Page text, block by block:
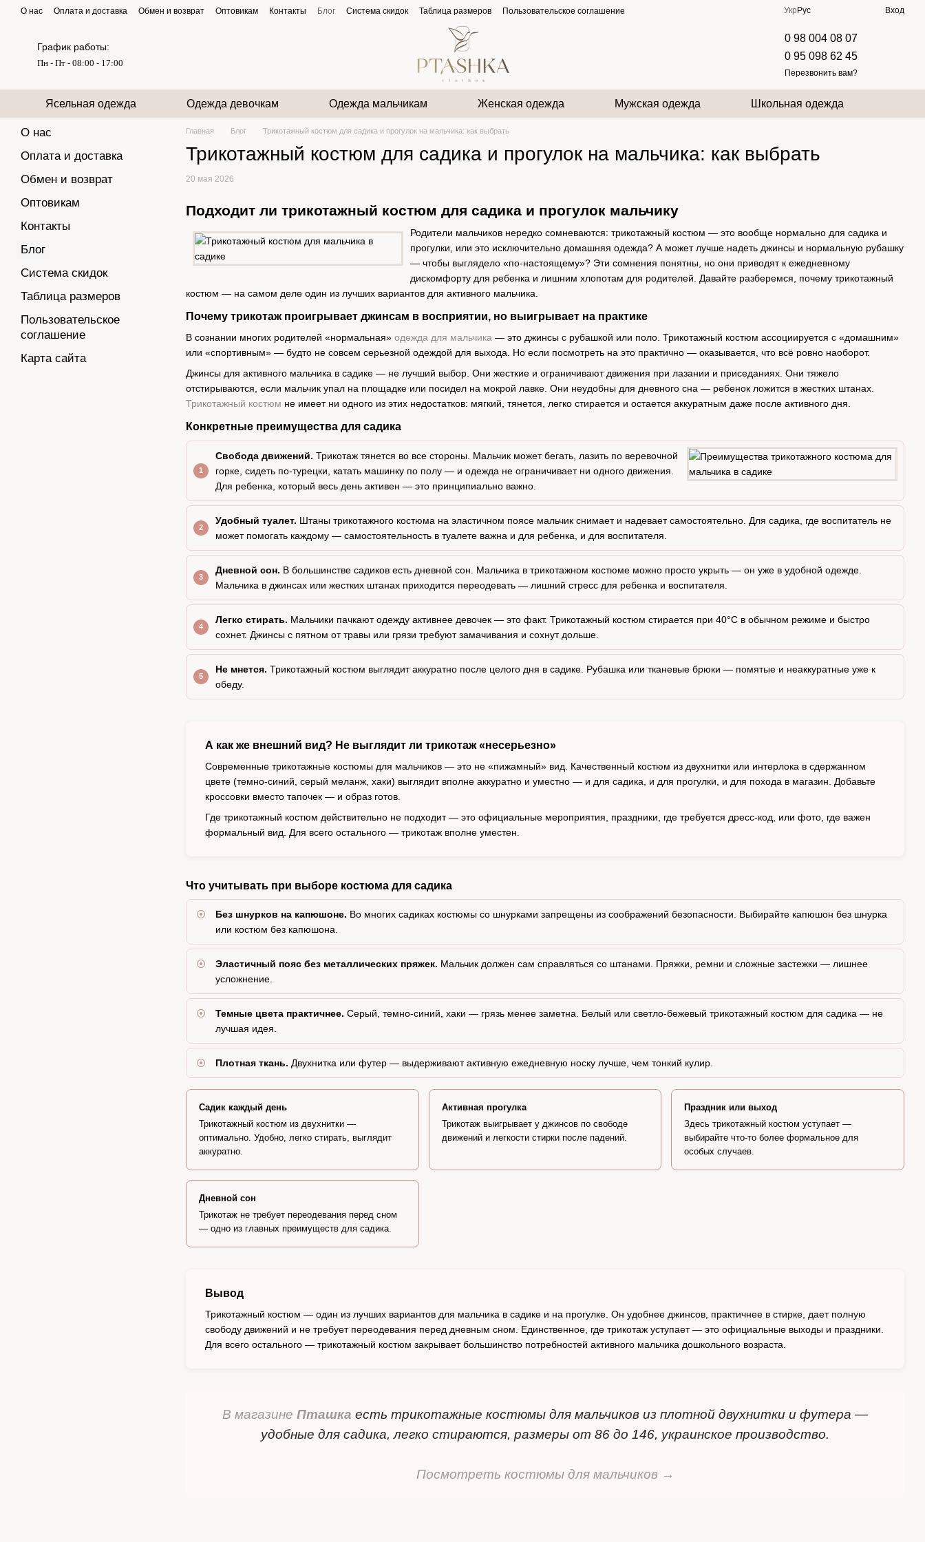
Перейти к основному контенту
О нас Оплата и доставка Обмен и возврат Оптовикам Контакты Блог Система скидок Таблица размеров Пользовательское соглашение Укр Рус Вход
График работы:
Пн - Пт - 08:00 - 17:00
0 98 004 08 07
0 95 098 62 45
Перезвонить вам?
Ясельная одежда Одежда девочкам Одежда мальчикам Женская одежда Мужская одежда Школьная одежда
Главная Блог Трикотажный костюм для садика и прогулок на мальчика: как выбрать
Трикотажный костюм для садика и прогулок на мальчика: как выбрать
20 мая 2026
Подходит ли трикотажный костюм для садика и прогулок мальчику
Родители мальчиков нередко сомневаются: трикотажный костюм — это вообще нормально для садика и
прогулки, или это исключительно домашняя одежда? А может лучше надеть джинсы и нормальную рубашку
— чтобы выглядело «по-настоящему»? Эти сомнения понятны, но они приводят к ежедневному
дискомфорту для ребенка и лишним хлопотам для родителей. Давайте разберемся, почему трикотажный
костюм — на самом деле один из лучших вариантов для активного мальчика.
Почему трикотаж проигрывает джинсам в восприятии, но выигрывает на практике
В сознании многих родителей «нормальная» одежда для мальчика — это джинсы с рубашкой или поло. Трикотажный костюм ассоциируется с «домашним»
или «спортивным» — будто не совсем серьезной одеждой для выхода. Но если посмотреть на это практично — оказывается, что всё ровно наоборот.
Джинсы для активного мальчика в садике — не лучший выбор. Они жесткие и ограничивают движения при лазании и приседаниях. Они тяжело
отстирываются, если мальчик упал на площадке или посидел на мокрой лавке. Они неудобны для дневного сна — ребенок ложится в жестких штанах.
Трикотажный костюм не имеет ни одного из этих недостатков: мягкий, тянется, легко стирается и остается аккуратным даже после активного дня.
Конкретные преимущества для садика
Свобода движений. Трикотаж тянется во все стороны. Мальчик может бегать, лазить по веревочной
горке, сидеть по-турецки, катать машинку по полу — и одежда не ограничивает ни одного движения.
Для ребенка, который весь день активен — это принципиально важно.
Удобный туалет. Штаны трикотажного костюма на эластичном поясе мальчик снимает и надевает самостоятельно. Для садика, где воспитатель не
может помогать каждому — самостоятельность в туалете важна и для ребенка, и для воспитателя.
Дневной сон. В большинстве садиков есть дневной сон. Мальчика в трикотажном костюме можно просто укрыть — он уже в удобной одежде.
Мальчика в джинсах или жестких штанах приходится переодевать — лишний стресс для ребенка и воспитателя.
Легко стирать. Мальчики пачкают одежду активнее девочек — это факт. Трикотажный костюм стирается при 40°C в обычном режиме и быстро
сохнет. Джинсы с пятном от травы или грязи требуют замачивания и сохнут дольше.
Не мнется. Трикотажный костюм выглядит аккуратно после целого дня в садике. Рубашка или тканевые брюки — помятые и неаккуратные уже к
обеду.
А как же внешний вид? Не выглядит ли трикотаж «несерьезно»
Современные трикотажные костюмы для мальчиков — это не «пижамный» вид. Качественный костюм из двухнитки или интерлока в сдержанном
цвете (темно-синий, серый меланж, хаки) выглядит вполне аккуратно и уместно — и для садика, и для прогулки, и для похода в магазин. Добавьте
кроссовки вместо тапочек — и образ готов.
Где трикотажный костюм действительно не подходит — это официальные мероприятия, праздники, где требуется дресс-код, или фото, где важен
формальный вид. Для всего остального — трикотаж вполне уместен.
Что учитывать при выборе костюма для садика
Без шнурков на капюшоне. Во многих садиках костюмы со шнурками запрещены из соображений безопасности. Выбирайте капюшон без шнурка
или костюм без капюшона.
Эластичный пояс без металлических пряжек. Мальчик должен сам справляться со штанами. Пряжки, ремни и сложные застежки — лишнее
усложнение.
Темные цвета практичнее. Серый, темно-синий, хаки — грязь менее заметна. Белый или светло-бежевый трикотажный костюм для садика — не
лучшая идея.
Плотная ткань. Двухнитка или футер — выдерживают активную ежедневную носку лучше, чем тонкий кулир.
Садик каждый день
Трикотажный костюм из двухнитки —
оптимально. Удобно, легко стирать, выглядит
аккуратно.
Активная прогулка
Трикотаж выигрывает у джинсов по свободе
движений и легкости стирки после падений.
Праздник или выход
Здесь трикотажный костюм уступает —
выбирайте что-то более формальное для
особых случаев.
Дневной сон
Трикотаж не требует переодевания перед сном
— одно из главных преимуществ для садика.
Вывод
Трикотажный костюм — один из лучших вариантов для мальчика в садике и на прогулке. Он удобнее джинсов, практичнее в стирке, дает полную
свободу движений и не требует переодевания перед дневным сном. Единственное, где трикотаж уступает — это официальные выходы и праздники.
Для всего остального — трикотажный костюм закрывает большинство потребностей активного мальчика дошкольного возраста.
В магазине Пташка есть трикотажные костюмы для мальчиков из плотной двухнитки и футера —
удобные для садика, легко стираются, размеры от 86 до 146, украинское производство.
Посмотреть костюмы для мальчиков →
О нас
Оплата и доставка
Обмен и возврат
Оптовикам
Контакты
Блог
Система скидок
Таблица размеров
Пользовательское
соглашение
Карта сайта